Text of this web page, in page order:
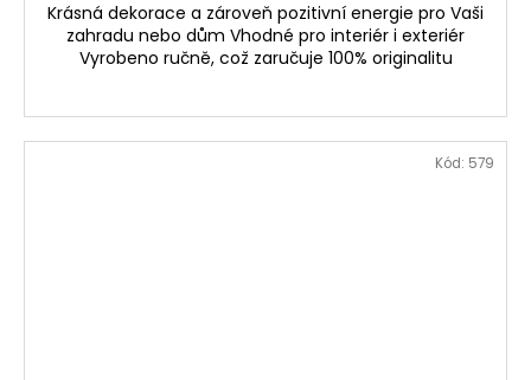
Krásná dekorace a zároveň pozitivní energie pro Vaši
zahradu nebo dům Vhodné pro interiér i exteriér
Vyrobeno ručně, což zaručuje 100% originalitu
Kód: 579